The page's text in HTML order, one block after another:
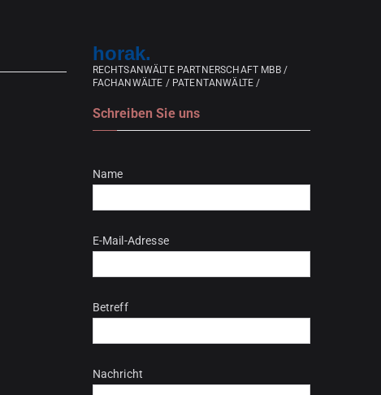
horak.
RECHTSANWÄLTE PARTNERSCHAFT MBB /
FACHANWÄLTE / PATENTANWÄLTE /
Schreiben Sie uns
Name
E-Mail-Adresse
Betreff
Nachricht